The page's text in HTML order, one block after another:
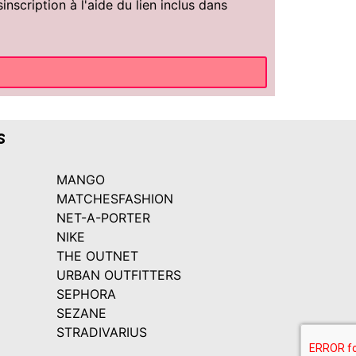
à l'aide du lien inclus dans
MANGO
MATCHESFASHION
NET-A-PORTER
NIKE
THE OUTNET
URBAN OUTFITTERS
SEPHORA
SEZANE
STRADIVARIUS